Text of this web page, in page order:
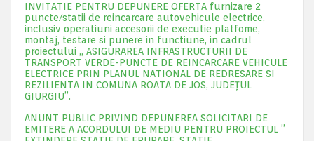
INVITATIE PENTRU DEPUNERE OFERTA furnizare 2
puncte/statii de reincarcare autovehicule electrice,
inclusiv operatiuni accesorii de executie platfome,
montaj, testare si punere in functiune, in cadrul
proiectului „ ASIGURAREA INFRASTRUCTURII DE
TRANSPORT VERDE-PUNCTE DE REINCARCARE VEHICULE
ELECTRICE PRIN PLANUL NATIONAL DE REDRESARE SI
REZILIENTA IN COMUNA ROATA DE JOS, JUDEŢUL
GIURGIU”.
ANUNT PUBLIC PRIVIND DEPUNEREA SOLICITARI DE
EMITERE A ACORDULUI DE MEDIU PENTRU PROIECTUL ”